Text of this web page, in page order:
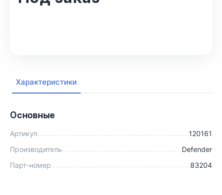
Характеристики
Основные
Артикул
120161
Производитель
Defender
Парт-номер
83204